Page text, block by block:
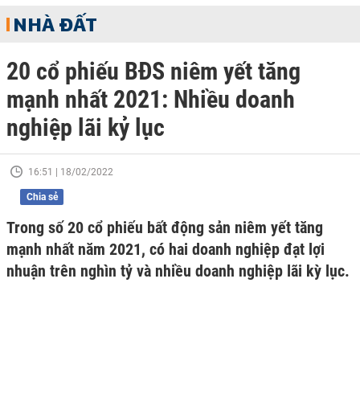
NHÀ ĐẤT
20 cổ phiếu BĐS niêm yết tăng
mạnh nhất 2021: Nhiều doanh
nghiệp lãi kỷ lục
16:51 | 18/02/2022
Chia sẻ
Trong số 20 cổ phiếu bất động sản niêm yết tăng
mạnh nhất năm 2021, có hai doanh nghiệp đạt lợi
nhuận trên nghìn tỷ và nhiều doanh nghiệp lãi kỳ lục.